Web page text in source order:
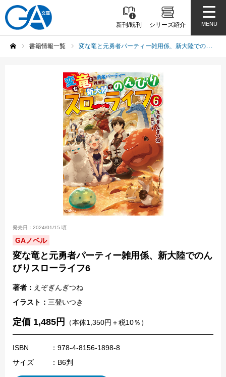
新刊/既刊 シリーズ紹介 MENU
書籍情報一覧 変な竜と元勇者パーティー雑用係、新大陸でのんびりスローライフ6
発売日：2024/01/15 頃
GAノベル
変な竜と元勇者パーティー雑用係、新大陸でのん
びりスローライフ6
著者： えぞぎんぎつね
イラスト： 三登いつき
定価 1,485円 （本体1,350円＋税10％）
ISBN
：978-4-8156-1898-8
サイズ
：B6判